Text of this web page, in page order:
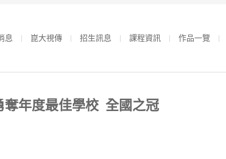
息 崑大視傳 招生訊息 課程資訊 作品一覽
奪年度最佳學校 全國之冠